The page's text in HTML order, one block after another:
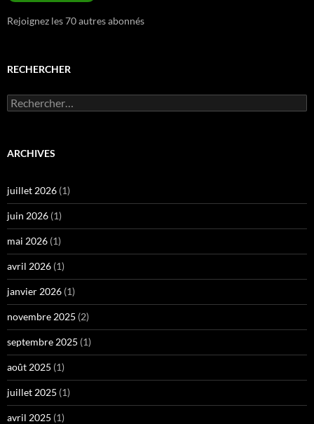
Rejoignez les 70 autres abonnés
RECHERCHER
Rechercher :
ARCHIVES
juillet 2026 (1)
juin 2026 (1)
mai 2026 (1)
avril 2026 (1)
janvier 2026 (1)
novembre 2025 (2)
septembre 2025 (1)
août 2025 (1)
juillet 2025 (1)
avril 2025 (1)